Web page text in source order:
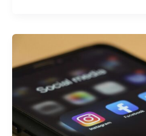
l’interdiction
réseaux
sociaux
aux
mineurs